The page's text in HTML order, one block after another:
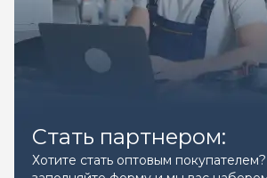
Стать партнером:
Хотите стать оптовым